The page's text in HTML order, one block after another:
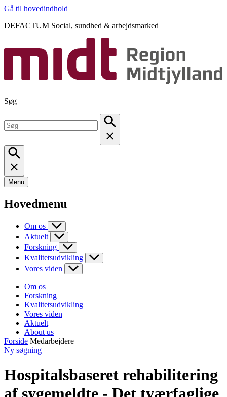
Gå til hovedindhold
DEFACTUM Social, sundhed & arbejdsmarked
Søg
Menu
Hovedmenu
Om os
Aktuelt
Forskning
Kvalitetsudvikling
Vores viden
Om os
Forskning
Kvalitetsudvikling
Vores viden
Aktuelt
About us
Forside Medarbejdere
Ny søgning
Hospitalsbaseret rehabilitering